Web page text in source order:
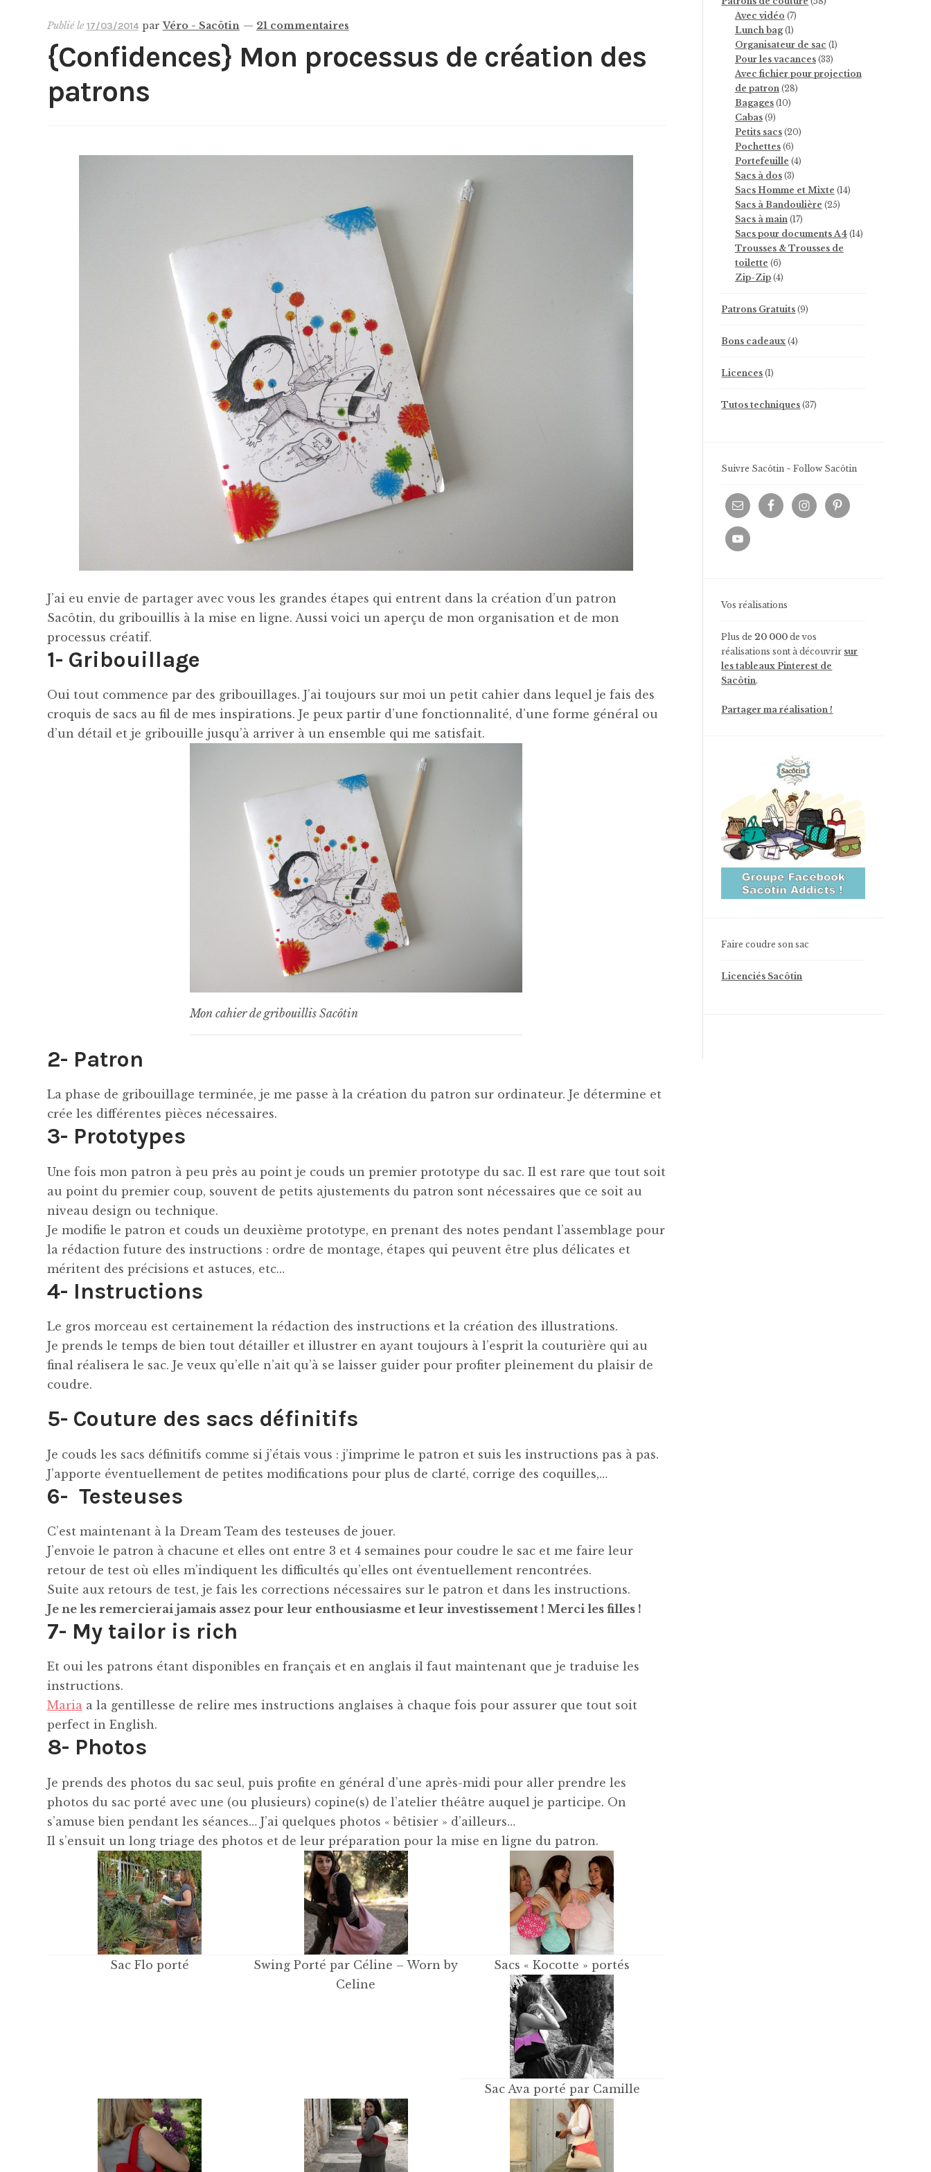
Publié le 17/03/2014 parVéro - Sacôtin — 21 commentaires
{Confidences} Mon processus de création des
patrons
J’ai eu envie de partager avec vous les grandes étapes qui entrent dans la création d’un patron
Sacôtin, du gribouillis à la mise en ligne. Aussi voici un aperçu de mon organisation et de mon
processus créatif.
1- Gribouillage
Oui tout commence par des gribouillages. J’ai toujours sur moi un petit cahier dans lequel je fais des
croquis de sacs au fil de mes inspirations. Je peux partir d’une fonctionnalité, d’une forme général ou
d’un détail et je gribouille jusqu’à arriver à un ensemble qui me satisfait.
Mon cahier de gribouillis Sacôtin
2- Patron
La phase de gribouillage terminée, je me passe à la création du patron sur ordinateur. Je détermine et
crée les différentes pièces nécessaires.
3- Prototypes
Une fois mon patron à peu près au point je couds un premier prototype du sac. Il est rare que tout soit
au point du premier coup, souvent de petits ajustements du patron sont nécessaires que ce soit au
niveau design ou technique.
Je modifie le patron et couds un deuxième prototype, en prenant des notes pendant l’assemblage pour
la rédaction future des instructions : ordre de montage, étapes qui peuvent être plus délicates et
méritent des précisions et astuces, etc…
4- Instructions
Le gros morceau est certainement la rédaction des instructions et la création des illustrations.
Je prends le temps de bien tout détailler et illustrer en ayant toujours à l’esprit la couturière qui au
final réalisera le sac. Je veux qu’elle n’ait qu’à se laisser guider pour profiter pleinement du plaisir de
coudre.
5- Couture des sacs définitifs
Je couds les sacs définitifs comme si j’étais vous : j’imprime le patron et suis les instructions pas à pas.
J’apporte éventuellement de petites modifications pour plus de clarté, corrige des coquilles,…
6- Testeuses
C’est maintenant à la Dream Team des testeuses de jouer.
J’envoie le patron à chacune et elles ont entre 3 et 4 semaines pour coudre le sac et me faire leur
retour de test où elles m’indiquent les difficultés qu’elles ont éventuellement rencontrées.
Suite aux retours de test, je fais les corrections nécessaires sur le patron et dans les instructions.
Je ne les remercierai jamais assez pour leur enthousiasme et leur investissement ! Merci les filles !
7- My tailor is rich
Et oui les patrons étant disponibles en français et en anglais il faut maintenant que je traduise les
instructions.
Mariaa la gentillesse de relire mes instructions anglaises à chaque fois pour assurer que tout soit
perfect in English.
8- Photos
Je prends des photos du sac seul, puis profite en général d’une après-midi pour aller prendre les
photos du sac porté avec une (ou plusieurs) copine(s) de l’atelier théâtre auquel je participe. On
s’amuse bien pendant les séances… J’ai quelques photos « bêtisier » d’ailleurs…
Il s’ensuit un long triage des photos et de leur préparation pour la mise en ligne du patron.
Sac Flo porté
Swing Porté par Céline – Worn by
Celine
Sacs « Kocotte » portés
Sac Ava porté par Camille
Avec vidéo 77
produits
Lunch bag 11
produit
Organisateur de sac 11
Pour les vacances 3333
produits
Avec fichier pour projection
de patron 2828
Bagages 1010
Cabas 99
produits
Petits sacs 2020
Pochettes 66
produits
Portefeuille 44
Sacs à dos 33
produits
Sacs Homme et Mixte 1414
Sacs à Bandoulière 2525
Sacs à main 1717
produits
Sacs pour documents A4 1414
Trousses & Trousses de
toilette 66
produits
Zip-Zip 44
produits
Patrons Gratuits 99
produits
Bons cadeaux 44
produits
Licences 11
produit
Tutos techniques 3737
Suivre Sacôtin ~ Follow Sacôtin
Vos réalisations
Plus de 20 000 de vos
réalisations sont à découvrir sur
les tableaux Pinterest de
Sacôtin.
Partager ma réalisation !
Faire coudre son sac
Licenciés Sacôtin